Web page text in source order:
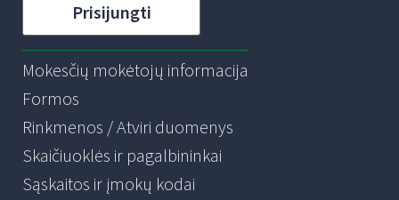
Prisijungti
Mokesčių mokėtojų informacija
Formos
Rinkmenos / Atviri duomenys
Skaičiuoklės ir pagalbininkai
Sąskaitos ir įmokų kodai